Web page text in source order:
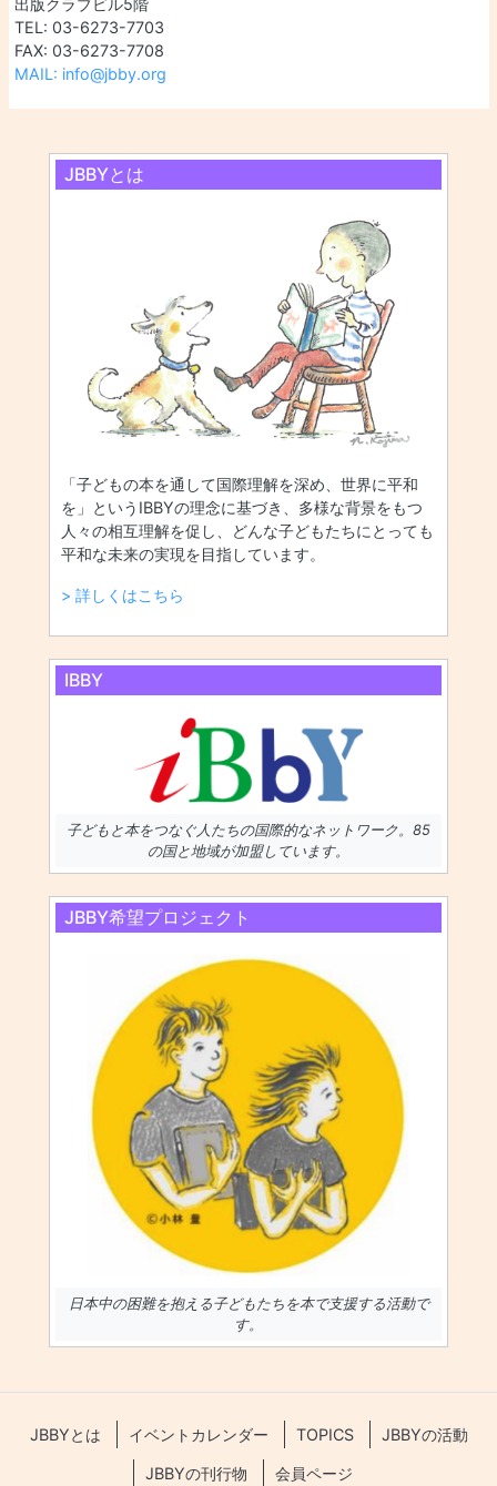
TEL: 03-6273-7703
FAX: 03-6273-7708
MAIL: info@jbby.org
JBBYとは
「子どもの本を通して国際理解を深め、世界に平和
を」というIBBYの理念に基づき、多様な背景をもつ
人々の相互理解を促し、どんな子どもたちにとっても
平和な未来の実現を目指しています。
> 詳しくはこちら
IBBY
子どもと本をつなぐ人たちの国際的なネットワーク。85
の国と地域が加盟しています。
JBBY希望プロジェクト
日本中の困難を抱える子どもたちを本で支援する活動で
す。
JBBYとは イベントカレンダー TOPICS JBBYの活動
JBBYの刊行物 会員ページ